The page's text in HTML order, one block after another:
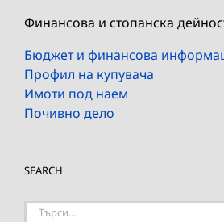
Финансова и стопанска
Бюджет и финансова
Профил на купувача
Имоти под наем
Почивно дело
SEARCH
Търсене